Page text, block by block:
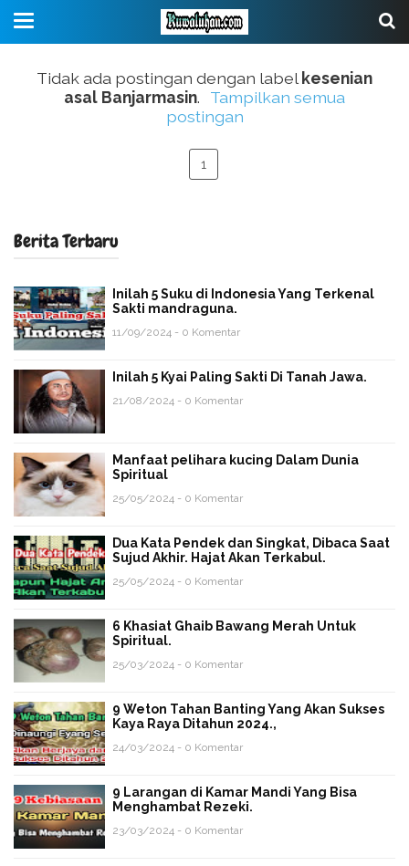
Tidak ada postingan dengan label kesenian
asal Banjarmasin.
Tampilkan semua
postingan
1
Berita Terbaru
Inilah 5 Suku di Indonesia Yang Terkenal
Sakti mandraguna.
11/09/2024 - 0 Komentar
Inilah 5 Kyai Paling Sakti Di Tanah Jawa.
21/08/2024 - 0 Komentar
Manfaat pelihara kucing Dalam Dunia
Spiritual
25/05/2024 - 0 Komentar
Dua Kata Pendek dan Singkat, Dibaca Saat
Sujud Akhir. Hajat Akan Terkabul.
25/05/2024 - 0 Komentar
6 Khasiat Ghaib Bawang Merah Untuk
Spiritual.
25/03/2024 - 0 Komentar
9 Weton Tahan Banting Yang Akan Sukses
Kaya Raya Ditahun 2024.,
24/03/2024 - 0 Komentar
9 Larangan di Kamar Mandi Yang Bisa
Menghambat Rezeki.
23/03/2024 - 0 Komentar